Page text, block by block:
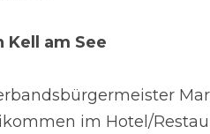
am See
im Hotel/